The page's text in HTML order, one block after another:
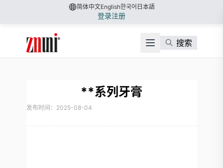
简体中文English한국어 日本語
登录注册
搜索
**系列牙膏
发布时间：2025-08-04